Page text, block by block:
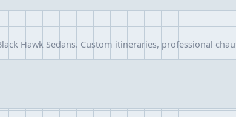
Hawk Sedans. Custom itineraries, professional